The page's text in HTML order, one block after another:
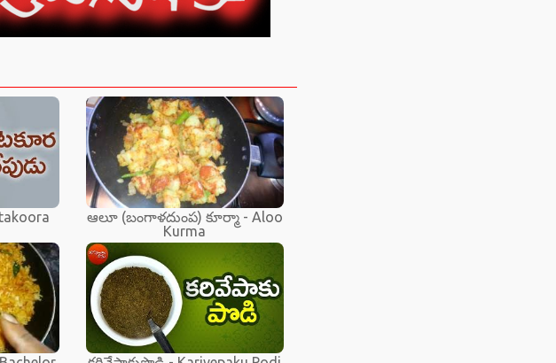
ఆలూ (బంగాళదుంప) కూర్మా - Aloo
Kurma